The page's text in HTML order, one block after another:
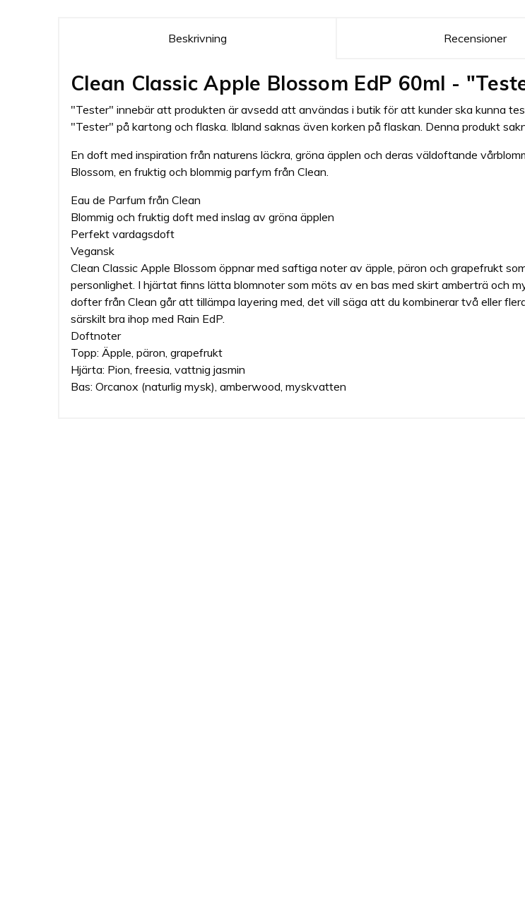
Beskrivning Recensioner
Clean Classic Apple Blossom EdP 60ml -
"Tester" innebär att produkten är avsedd att användas i butik för att kunder ska kunna
"Tester" på kartong och flaska. Ibland saknas även korken på flaskan. Denna produkt
En doft med inspiration från naturens läckra, gröna äpplen och deras väldoftande
Blossom, en fruktig och blommig parfym från Clean.
Eau de Parfum från Clean
Blommig och fruktig doft med inslag av gröna äpplen
Perfekt vardagsdoft
Vegansk
Clean Classic Apple Blossom öppnar med saftiga noter av äpple, päron och grapefrukt
personlighet. I hjärtat finns lätta blomnoter som möts av en bas med skirt amberträ och
dofter från Clean går att tillämpa layering med, det vill säga att du kombinerar två eller
särskilt bra ihop med Rain EdP.
Doftnoter
Topp: Äpple, päron, grapefrukt
Hjärta: Pion, freesia, vattnig jasmin
Bas: Orcanox (naturlig mysk), amberwood, myskvatten